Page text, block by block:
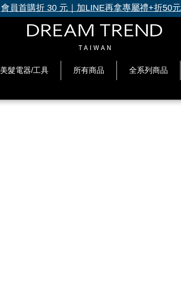
會員首購折 30 元｜加LINE再拿專屬禮+折50元
美髮電器/工具 所有商品 全系列商品